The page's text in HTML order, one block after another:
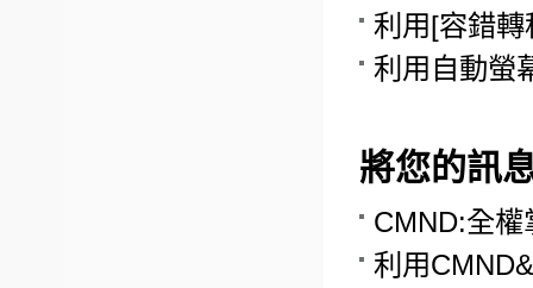
利用[容錯
利用自動螢
將您的訊
CMND:全
利用